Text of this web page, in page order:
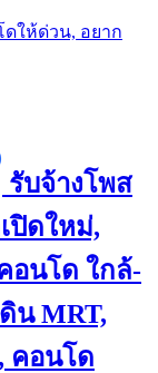
ให้ด่วน, อยาก
รับจ้างโพส
ปิดใหม่,
อนโด ใกล้-
น MRT,
คอนโด